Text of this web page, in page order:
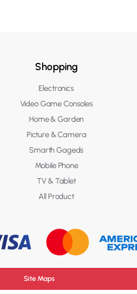
Shopping
Electronics
Video Game Consoles
Home & Garden
Picture & Camera
Smarth Gageds
Mobile Phone
TV & Tablet
All Product
Site Maps